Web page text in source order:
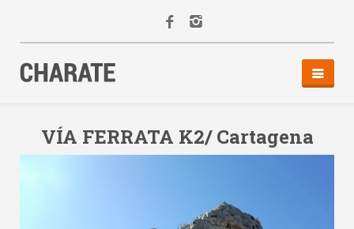
AGENDA
ACTIVIDADES
VÍA FERRATA K2/ Cartagena